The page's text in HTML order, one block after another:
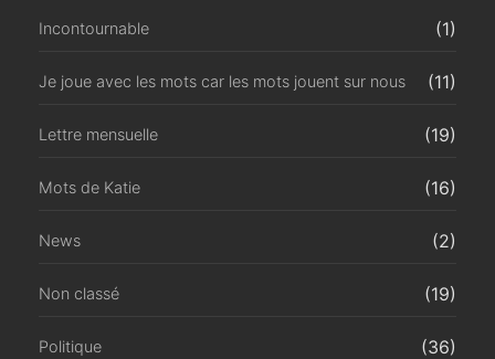
Incontournable (1)
Je joue avec les mots car les mots jouent sur nous (11)
Lettre mensuelle (19)
Mots de Katie (16)
News (2)
Non classé (19)
Politique (36)